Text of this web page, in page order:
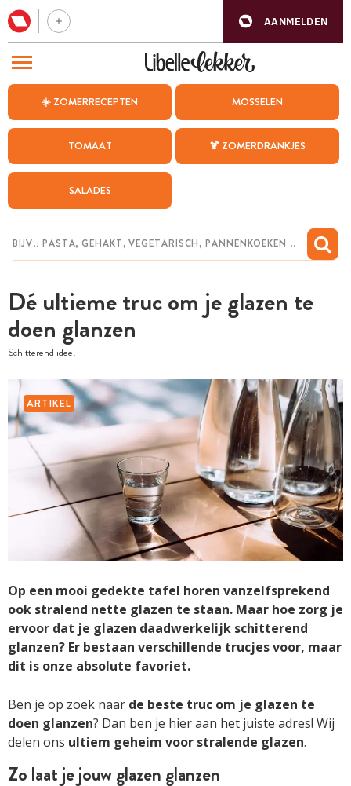
AANMELDEN
☀️ ZOMERRECEPTEN MOSSELEN
TOMAAT 🍹 ZOMERDRANKJES
SALADES
Dé ultieme truc om je glazen te
doen glanzen
Schitterend idee!
ARTIKEL
Op een mooi gedekte tafel horen vanzelfsprekend
ook stralend nette glazen te staan. Maar hoe zorg je
ervoor dat je glazen daadwerkelijk schitterend
glanzen? Er bestaan verschillende trucjes voor, maar
dit is onze absolute favoriet.
Ben je op zoek naar de beste truc om je glazen te
doen glanzen? Dan ben je hier aan het juiste adres! Wij
delen ons ultiem geheim voor stralende glazen.
Zo laat je jouw glazen glanzen
BEZOEK ONZE ANDERE WEBSITES
WEEKMENU
CHAT MET MAIA
MIJN BEWAARDE RECEPTEN